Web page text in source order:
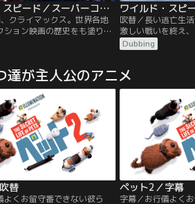
ワイルド・スピード／スーパーコンボ／吹替
クライマックス。世界各地
ション映画の歴史をも塗り替
のスケール感！ロサンゼル
追跡のプロで元FBI特別捜査
エージェントのデッカー
2人の元に、行方をくらませ
エージェントのハッティを保
という政府の協力要請が入
吹替／長い逃亡生
激しい戦いを終え
ーマンら、固い絆で
ー”は束の間の日常
ドミニクのまさか
スは投獄され、フ
Dubbing
達が主人公のアニメ
替
よくお留守番できない彼ら
ペット2／字幕
字幕／お行儀よく